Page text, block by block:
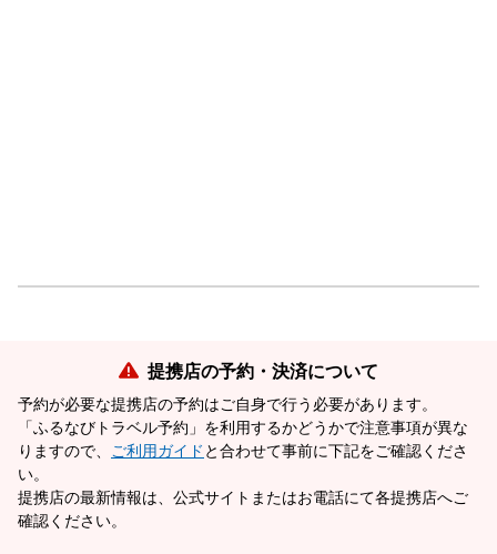
提携店の予約・決済について
予約が必要な提携店の予約はご自身で行う必要があります。
「ふるなびトラベル予約」を利用するかどうかで注意事項が異な
りますので、
ご利用ガイド と合わせて事前に下記をご確認くださ
い。
提携店の最新情報は、公式サイトまたはお電話にて各提携店へご
確認ください。